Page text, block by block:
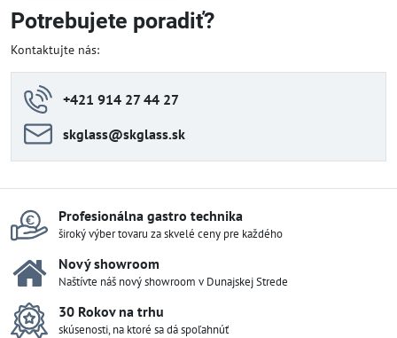
Potrebujete poradiť?
Kontaktujte nás:
+421 914 27 44 27
skglass​@skglass​.sk
Profesionálna gastro technika
široký výber tovaru za skvelé ceny pre každého
Nový showroom
Naštívte náš nový showroom v Dunajskej Strede
30 Rokov na trhu
skúsenosti, na ktoré sa dá spoľahnúť